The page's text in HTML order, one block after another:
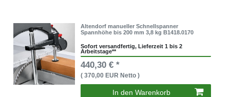
Altendorf manueller Schnellspanner
Spannhöhe bis 200 mm 3,8 kg B1418.0170
Sofort versandfertig, Lieferzeit 1 bis 2
Arbeitstage**
440,30 € *
( 370,00 EUR Netto )
In den Warenkorb